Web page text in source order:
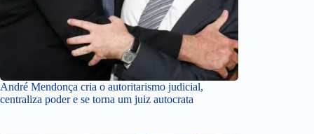
André Mendonça cria o autoritarismo judicial,
centraliza poder e se torna um juiz autocrata